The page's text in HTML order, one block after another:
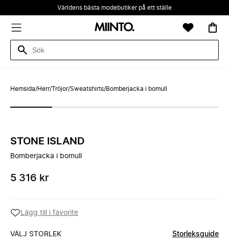
Världens bästa modebutiker på ett ställe
Hemsida/Herr/Tröjor/Sweatshirts/Bomberjacka i bomull
STONE ISLAND
Bomberjacka i bomull
5 316 kr
Lägg till i favorite
VÄLJ STORLEK Storleksguide